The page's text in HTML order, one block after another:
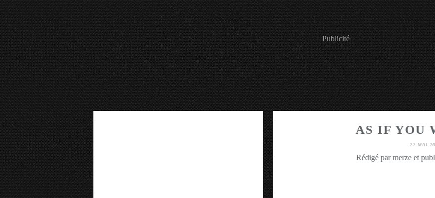
Publicité
AS IF YOU
22 MAI
Rédigé par merze et